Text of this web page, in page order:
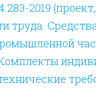
2019
труда.